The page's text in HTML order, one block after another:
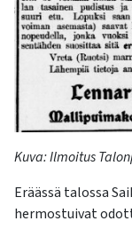
Kuva:Ilmoitus
Eräässä talossa
hermostuivat